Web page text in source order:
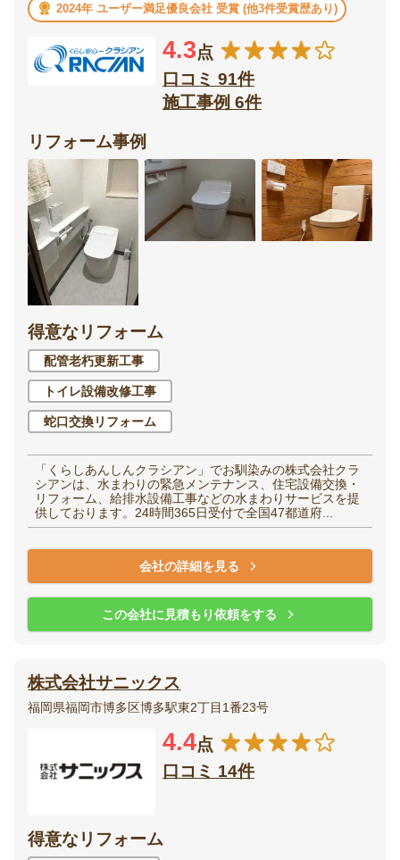
2024年 ユーザー満足優良会社 受賞 (他3件受賞歴あり)
4.3点
口コミ 91件
施工事例 6件
リフォーム事例
得意なリフォーム
配管老朽更新工事
トイレ設備改修工事
蛇口交換リフォーム
「くらしあんしんクラシアン」でお馴染みの株式会社クラ
シアンは、水まわりの緊急メンテナンス、住宅設備交換・
リフォーム、給排水設備工事などの水まわりサービスを提
供しております。24時間365日受付で全国47都道府...
会社の詳細を見る
この会社に見積もり依頼をする
株式会社サニックス
福岡県福岡市博多区博多駅東2丁目1番23号
4.4点
口コミ 14件
得意なリフォーム